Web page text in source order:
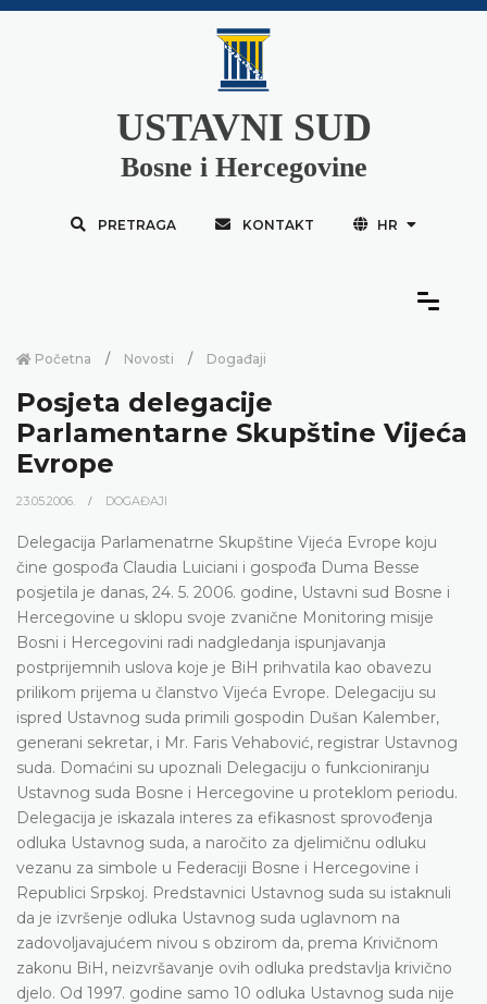
USTAVNI SUD
Bosne i Hercegovine
PRETRAGA KONTAKT HR
Početna Novosti Događaji
Posjeta delegacije
Parlamentarne Skupštine Vijeća
Evrope
23.05.2006. DOGAĐAJI
Delegacija Parlamenatrne Skupštine Vijeća Evrope koju
čine gospođa Claudia Luiciani i gospođa Duma Besse
posjetila je danas, 24. 5. 2006. godine, Ustavni sud Bosne i
Hercegovine u sklopu svoje zvanične Monitoring misije
Bosni i Hercegovini radi nadgledanja ispunjavanja
postprijemnih uslova koje je BiH prihvatila kao obavezu
prilikom prijema u članstvo Vijeća Evrope. Delegaciju su
ispred Ustavnog suda primili gospodin Dušan Kalember,
generani sekretar, i Mr. Faris Vehabović, registrar Ustavnog
suda. Domaćini su upoznali Delegaciju o funkcioniranju
Ustavnog suda Bosne i Hercegovine u proteklom periodu.
Delegacija je iskazala interes za efikasnost sprovođenja
odluka Ustavnog suda, a naročito za djelimičnu odluku
vezanu za simbole u Federaciji Bosne i Hercegovine i
Republici Srpskoj. Predstavnici Ustavnog suda su istaknuli
da je izvršenje odluka Ustavnog suda uglavnom na
zadovoljavajućem nivou s obzirom da, prema Krivičnom
zakonu BiH, neizvršavanje ovih odluka predstavlja krivično
djelo. Od 1997. godine samo 10 odluka Ustavnog suda nije